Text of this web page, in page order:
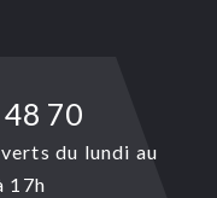
70
du lundi au
17h